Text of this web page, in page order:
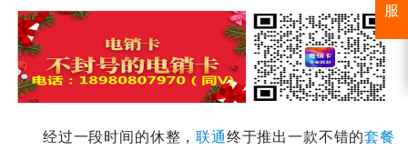
经过一段时间的休整，联通终于推出一款不错的套餐
服